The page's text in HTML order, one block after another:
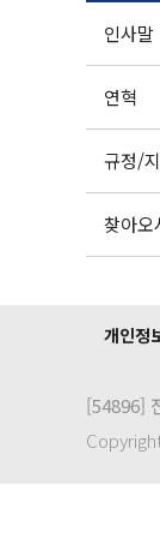
인사말
연혁
규정/
찾아오
개인정
[54896]